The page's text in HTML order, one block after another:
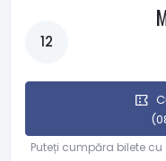
12
Puteți cumpăra bilete cu